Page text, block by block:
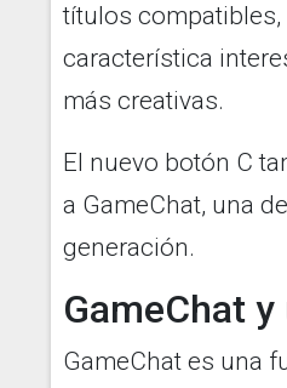
títulos
característica
más creativas.
El nuevo botón C
a GameChat, una
generación.
GameChat
GameChat es una